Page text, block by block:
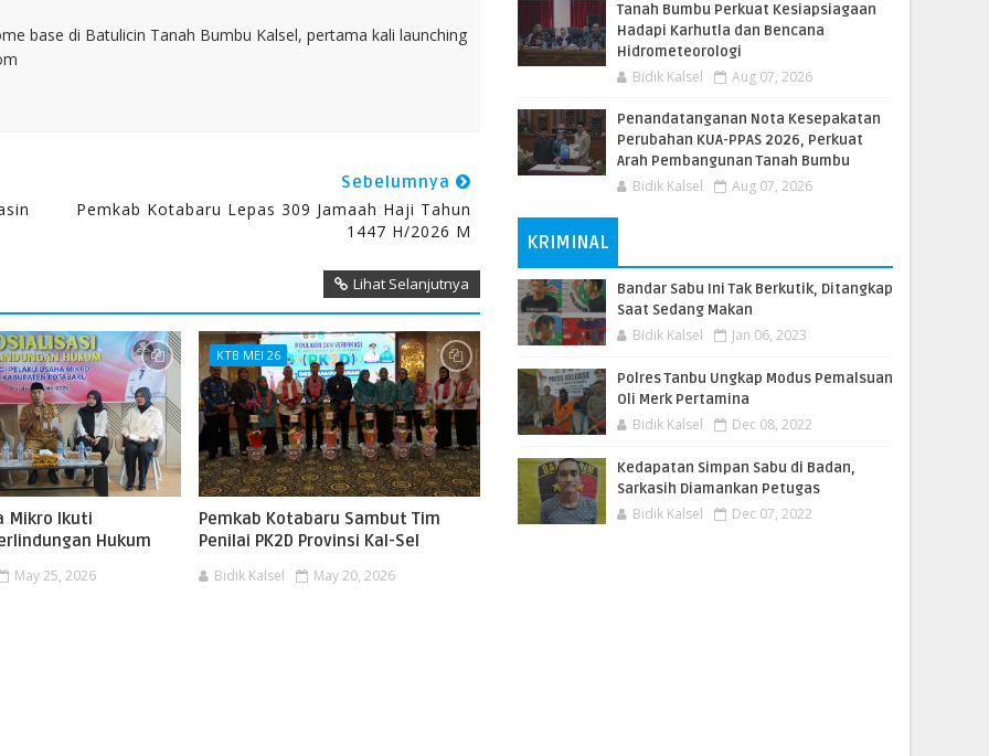
base di Batulicin Tanah Bumbu Kalsel, pertama kali launching
Sebelumnya
Pemkab Kotabaru Lepas 309 Jamaah Haji Tahun
1447 H/2026 M
Lihat Selanjutnya
Mikro Ikuti
Hukum
May 25, 2026
KTB MEI 26
Pemkab Kotabaru Sambut Tim
Penilai PK2D Provinsi Kal-Sel
Bidik Kalsel May 20, 2026
Tanah Bumbu Perkuat Kesiapsiagaan
Hadapi Karhutla dan Bencana
Hidrometeorologi
Bidik Kalsel Aug 07, 2026
Penandatanganan Nota Kesepakatan
Perubahan KUA-PPAS 2026, Perkuat
Arah Pembangunan Tanah Bumbu
Bidik Kalsel Aug 07, 2026
KRIMINAL
Bandar Sabu Ini Tak Berkutik, Ditangkap
Saat Sedang Makan
Bidik Kalsel Jan 06, 2023
Polres Tanbu Ungkap Modus Pemalsuan
Oli Merk Pertamina
Bidik Kalsel Dec 08, 2022
Kedapatan Simpan Sabu di Badan,
Sarkasih Diamankan Petugas
Bidik Kalsel Dec 07, 2022